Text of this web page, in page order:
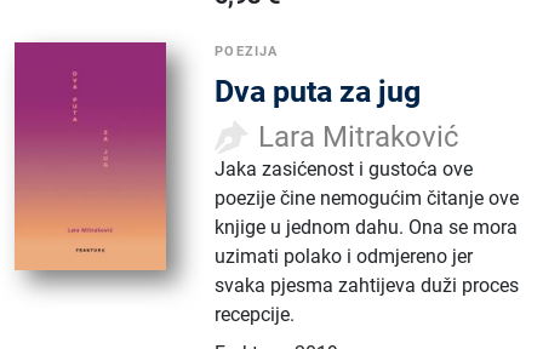
POEZIJA
Dva puta za jug
Lara Mitraković
Jaka zasićenost i gustoća ove
poezije čine nemogućim čitanje ove
knjige u jednom dahu. Ona se mora
uzimati polako i odmjereno jer
svaka pjesma zahtijeva duži proces
recepcije.